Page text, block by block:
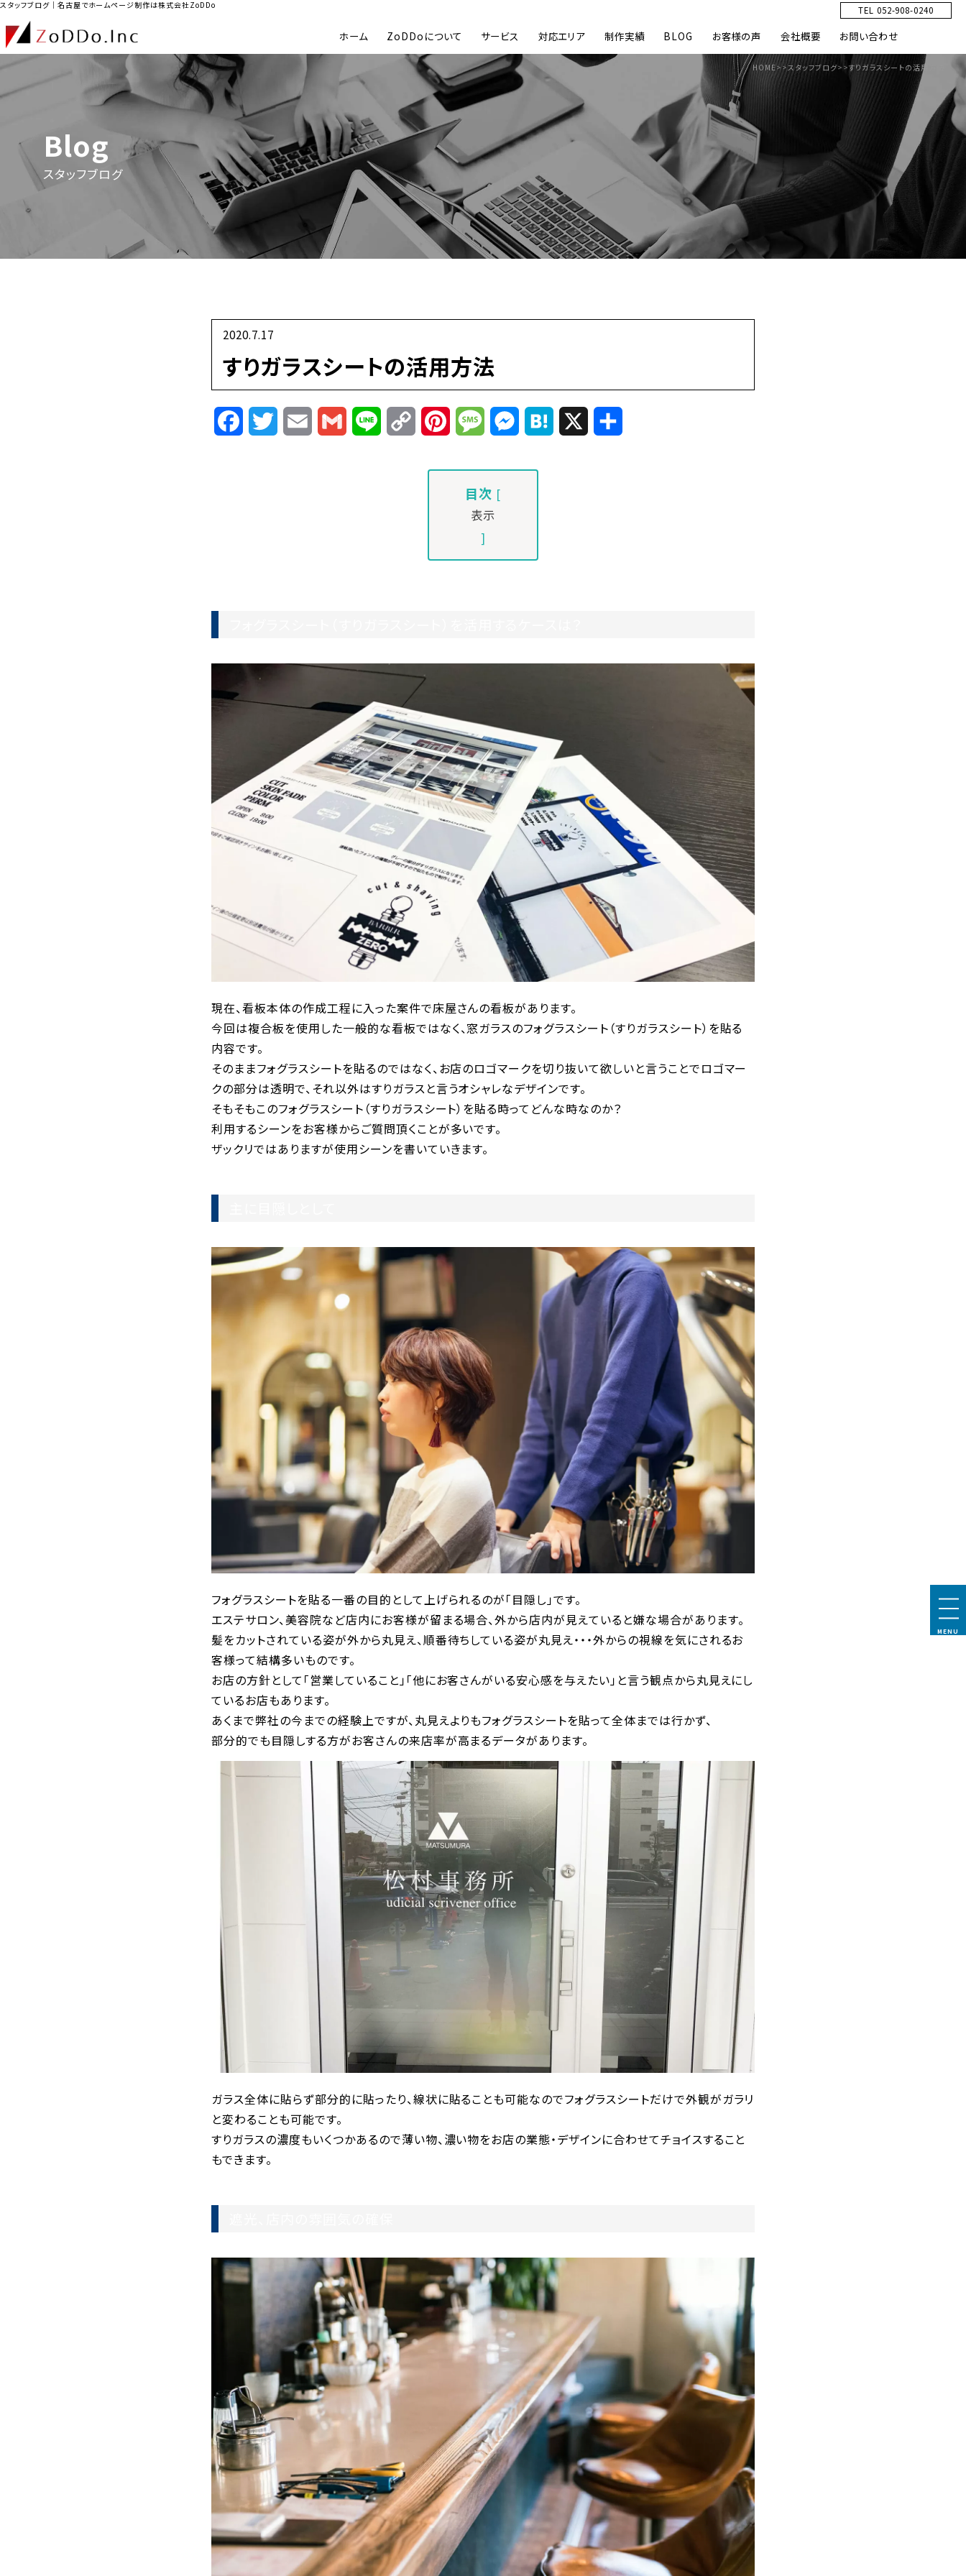
スタッフブログ｜名古屋でホームページ制作は株式会社ZoDDo
ホーム ZoDDoについて サービス 対応エリア 制作実績 BLOG お客様の声 会社概要 お問い合わせ
TEL 052-908-0240
Blog
スタッフブログ
HOME>>スタッフブログ>>すりガラスシートの活用方法
2020.7.17
すりガラスシートの活用方法
FacebookTwitterEmail Gmail Line
Copy
Link
PinterestMessageMessenger
Hatena
目次 [
表示
]
現在、看板本体の作成工程に入った案件で床屋さんの看板があります。
今回は複合板を使用した一般的な看板ではなく、窓ガラスのフォグラスシート（すりガラスシート）を貼る
内容です。
そのままフォグラスシートを貼るのではなく、お店のロゴマークを切り抜いて欲しいと言うことでロゴマー
クの部分は透明で、それ以外はすりガラスと言うオシャレなデザインです。
そもそもこのフォグラスシート（すりガラスシート）を貼る時ってどんな時なのか？
利用するシーンをお客様からご質問頂くことが多いです。
ザックリではありますが使用シーンを書いていきます。
フォグラスシートを貼る一番の目的として上げられるのが「目隠し」です。
エステサロン、美容院など店内にお客様が留まる場合、外から店内が見えていると嫌な場合があります。
髪をカットされている姿が外から丸見え、順番待ちしている姿が丸見え・・・外からの視線を気にされるお
客様って結構多いものです。
お店の方針として「営業していること」「他にお客さんがいる安心感を与えたい」と言う観点から丸見えにし
ているお店もあります。
あくまで弊社の今までの経験上ですが、丸見えよりもフォグラスシートを貼って全体までは行かず、
部分的でも目隠しする方がお客さんの来店率が高まるデータがあります。
ガラス全体に貼らず部分的に貼ったり、線状に貼ることも可能なのでフォグラスシートだけで外観がガラリ
と変わることも可能です。
すりガラスの濃度もいくつかあるので薄い物、濃い物をお店の業態・デザインに合わせてチョイスすること
もできます。
MENU